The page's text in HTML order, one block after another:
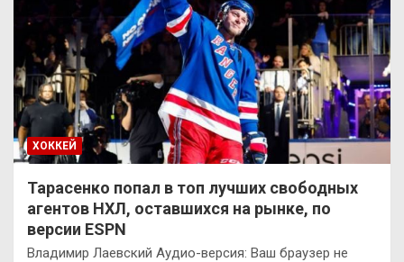
ХОККЕЙ
Тарасенко попал в топ лучших свободных
агентов НХЛ, оставшихся на рынке, по
версии ESPN
Владимир Лаевский Аудио-версия: Ваш браузер не